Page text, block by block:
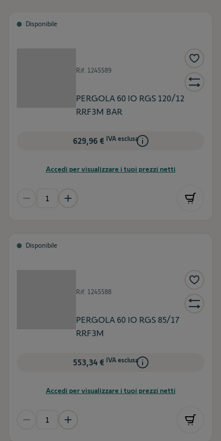
Disponibile
Rif. 1245589
PERGOLA 60 IO RGS 120/12
RRF3M BAR
629,96 € IVA esclusa
Accedi per visualizzare i tuoi prezzi netti
Disponibile
Rif. 1245588
PERGOLA 60 IO RGS 85/17
RRF3M
553,34 € IVA esclusa
Accedi per visualizzare i tuoi prezzi netti